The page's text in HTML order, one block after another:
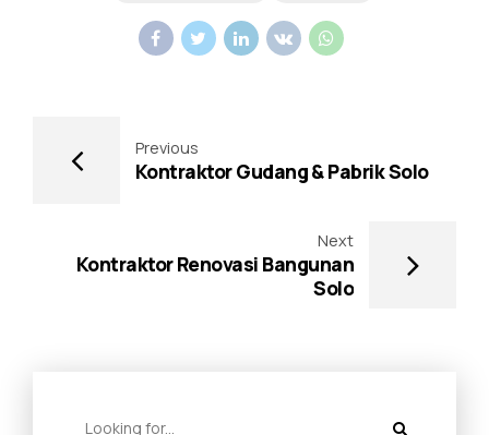
Previous
Kontraktor Gudang & Pabrik Solo
Next
Kontraktor Renovasi Bangunan
Solo